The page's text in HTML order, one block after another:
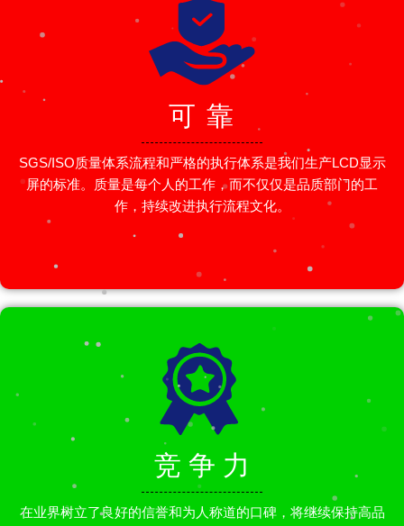
可 靠
SGS/ISO质量体系流程和严格的执行体系是我们生产LCD显示
屏的标准。质量是每个人的工作，而不仅仅是品质部门的工
作，持续改进执行流程文化。
竞 争 力
在业界树立了良好的信誉和为人称道的口碑，将继续保持高品